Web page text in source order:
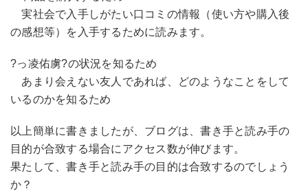
実社会で入手しがたい口コミの情報（使い方や購入後
の感想等）を入手するために読みます。
?っ凌佑虜?の状況を知るため
あまり会えない友人であれば、どのようなことをして
いるのかを知るため
以上簡単に書きましたが、ブログは、書き手と読み手の
目的が合致する場合にアクセス数が伸びます。
果たして、書き手と読み手の目的は合致するのでしょう
か？